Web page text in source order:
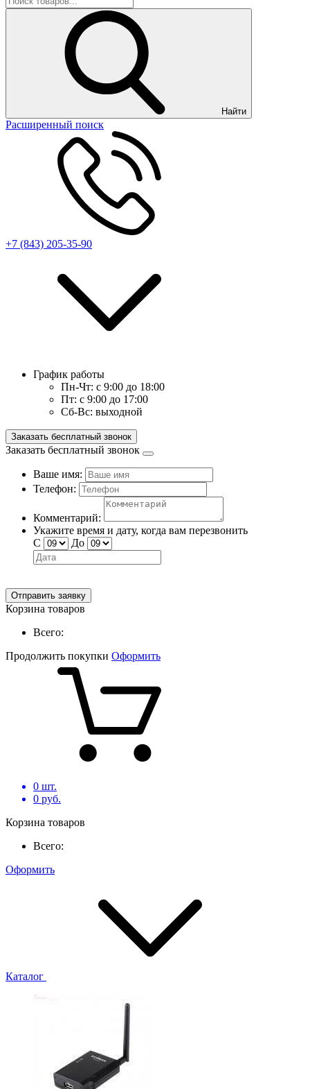
Найти
Расширенный поиск
+7 (843) 205-35-90
График работы
Пн-Чт: с 9:00 до 18:00
Пт: с 9:00 до 17:00
Сб-Вс: выходной
Заказать бесплатный звонок
Заказать бесплатный звонок
Ваше имя:
Телефон:
Комментарий:
Укажите время и дату, когда вам перезвонить
С
До
Отправить заявку
Корзина товаров
Всего:
Продолжить покупки Оформить
0 шт.
0 руб.
Корзина товаров
Всего:
Оформить
Каталог